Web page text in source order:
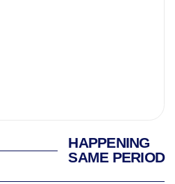
HAPPENING
SAME PERIOD